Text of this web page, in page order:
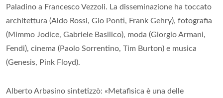
Paladino a Francesco Vezzoli. La disseminazione ha toccato
architettura (Aldo Rossi, Gio Ponti, Frank Gehry), fotografia
(Mimmo Jodice, Gabriele Basilico), moda (Giorgio Armani,
Fendi), cinema (Paolo Sorrentino, Tim Burton) e musica
(Genesis, Pink Floyd).
Alberto Arbasino sintetizzò: «Metafisica è una delle